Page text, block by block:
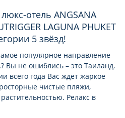
LAGUNA PHUKET
5 звёзд!
популярное направление
Вы не ошиблись – это Таиланд.
всего года Вас ждет жаркое
чистые пляжи,
Релакс в
подойдет тем, кто